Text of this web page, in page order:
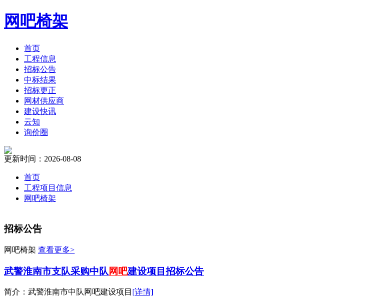
网吧椅架
首页
工程信息
招标公告
中标结果
招标更正
网材供应商
建设快讯
云知
询价圈
更新时间：2026-08-08
首页
工程项目信息
网吧椅架
招标公告
网吧椅架 查看更多>
武警淮南市支队采购中队网吧建设项目招标公告
简介：武警淮南市中队网吧建设项目 [详情]